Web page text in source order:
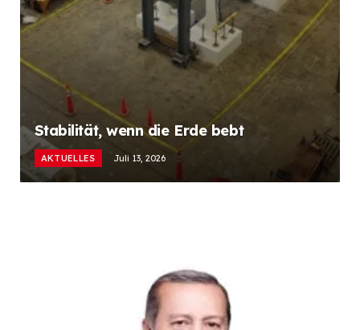
Stabilität, wenn die Erde bebt
AKTUELLES Juli 13, 2026